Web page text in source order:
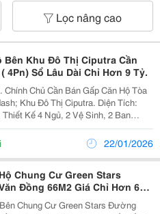
Lọc nâng cao
Bên Khu Đô Thị Ciputra Cần
4Pn) Sổ Lâu Dài Chỉ Hơn 9 Tỷ.
Khu Đô Thị Ciputra. Diện Tích:
Kế 4 Ngủ, 2 Vệ Sinh, 2 Ban
Giá Bán Nhỉnh 9 Tỷ (Cam Kết...
22/01/2026
Chung Cư Green Stars
Đồng 66M2 Giá Chỉ Hơn 6
Chung Cư Green Stars Đường